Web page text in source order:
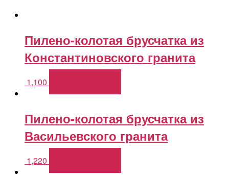
Пилено-колотая брусчатка из
Константиновского гранита
1,100
Пилено-колотая брусчатка из
Васильевского гранита
1,220